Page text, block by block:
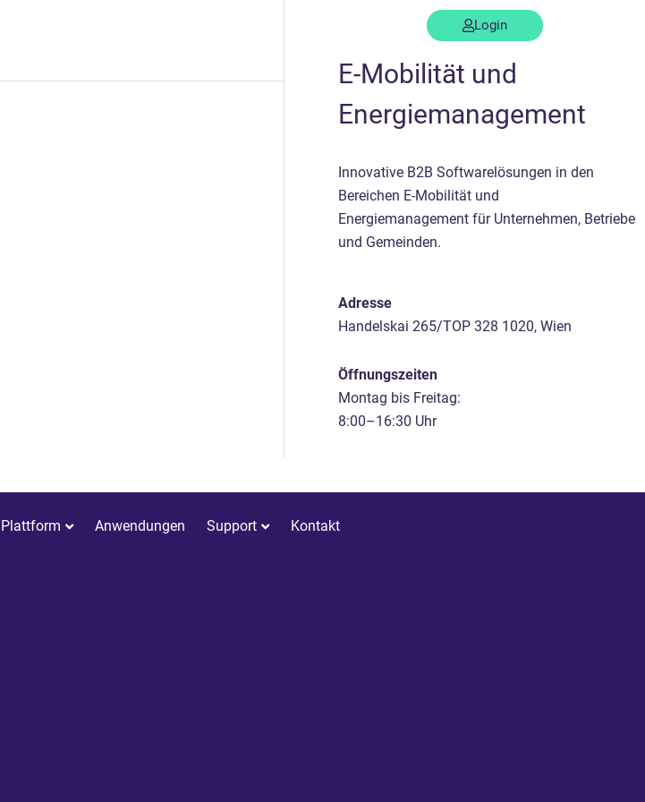
Login
E-Mobilität und
Energiemanagement
Innovative B2B Softwarelösungen in den
Bereichen E-Mobilität und
Energiemanagement für Unternehmen, Betriebe
und Gemeinden.
Adresse
Handelskai 265/TOP 328 1020, Wien
Öffnungszeiten
Montag bis Freitag:
8:00–16:30 Uhr
Plattform Anwendungen Support Kontakt